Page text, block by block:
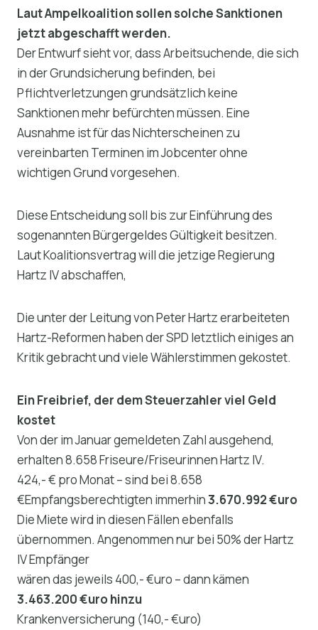
Laut Ampelkoalition sollen solche Sanktionen
jetzt abgeschafft werden.
Der Entwurf sieht vor, dass Arbeitsuchende, die sich
in der Grundsicherung befinden, bei
Pflichtverletzungen grundsätzlich keine
Sanktionen mehr befürchten müssen. Eine
Ausnahme ist für das Nichterscheinen zu
vereinbarten Terminen im Jobcenter ohne
wichtigen Grund vorgesehen.
Diese Entscheidung soll bis zur Einführung des
sogenannten Bürgergeldes Gültigkeit besitzen.
Laut Koalitionsvertrag will die jetzige Regierung
Hartz IV abschaffen,
Die unter der Leitung von Peter Hartz erarbeiteten
Hartz-Reformen haben der SPD letztlich einiges an
Kritik gebracht und viele Wählerstimmen gekostet.
Ein Freibrief, der dem Steuerzahler viel Geld
kostet
Von der im Januar gemeldeten Zahl ausgehend,
erhalten 8.658 Friseure/Friseurinnen Hartz IV.
424,- € pro Monat – sind bei 8.658
€Empfangsberechtigten immerhin3.670.992 €uro
Die Miete wird in diesen Fällen ebenfalls
übernommen. Angenommen nur bei 50% der Hartz
IV Empfänger
wären das jeweils 400,- €uro – dann kämen
3.463.200 €uro hinzu
Krankenversicherung (140,- €uro)